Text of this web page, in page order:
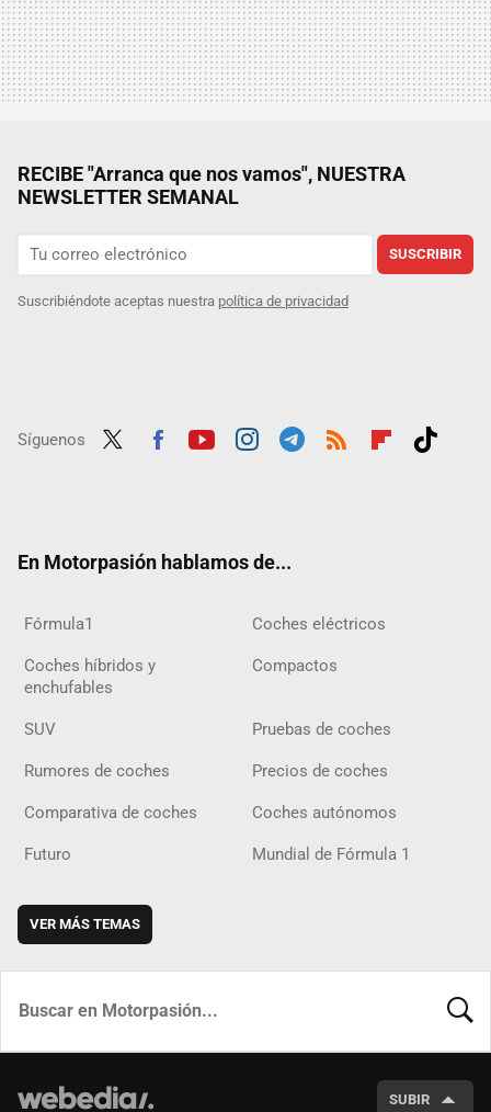
RECIBE "Arranca que nos vamos", NUESTRA
NEWSLETTER SEMANAL
SUSCRIBIR
Suscribiéndote aceptas nuestra política de privacidad
Síguenos
En Motorpasión hablamos de...
Fórmula1 Coches eléctricos
Coches híbridos y
enchufables
Compactos
SUV Pruebas de coches
Rumores de coches Precios de coches
Comparativa de coches Coches autónomos
Futuro Mundial de Fórmula 1
VER MÁS TEMAS
SUBIR